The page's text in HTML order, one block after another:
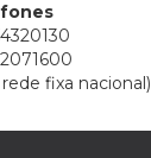
fixa nacional)